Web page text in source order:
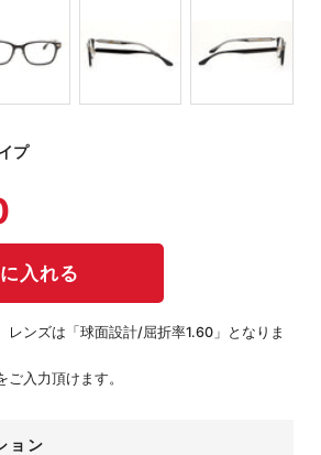
プ
レンズは「球面設計/屈折率1.60」となりま
ご入力頂けます。
ョン